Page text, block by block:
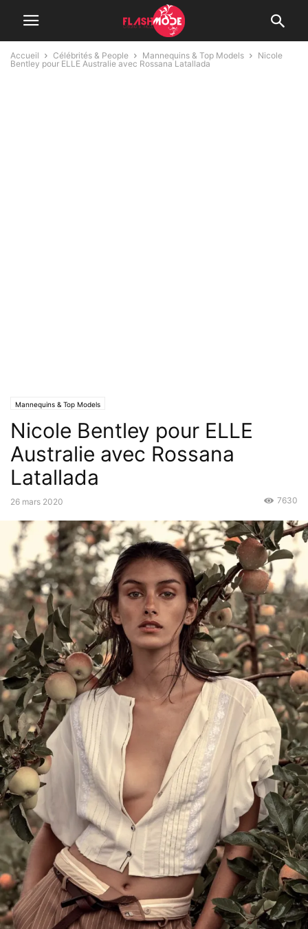
Accueil Célébrités & People Mannequins & Top Models
Nicole
Bentley pour ELLE Australie avec Rossana Latallada
Mannequins & Top Models
Nicole Bentley pour ELLE
Australie avec Rossana
Latallada
26 mars 2020 7630